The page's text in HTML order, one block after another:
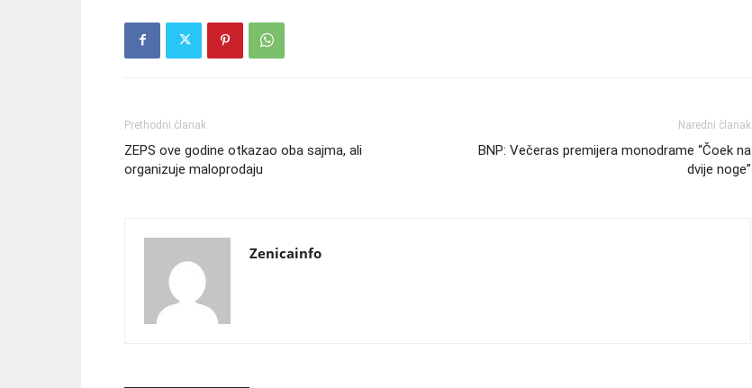
Prethodni članak
ZEPS ove godine otkazao oba sajma, ali
organizuje maloprodaju
Naredni članak
BNP: Večeras premijera monodrame “Čoek na
dvije noge”
Zenicainfo